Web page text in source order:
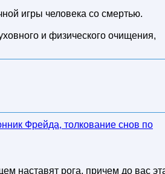
игры человека со смертью.
и физического очищения,
Фрейда, толкование снов по
наставят рога, причем до вас